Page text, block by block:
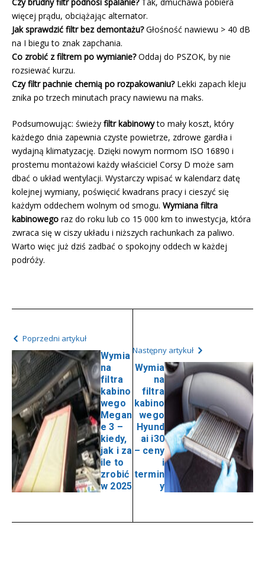
więcej prądu, obciążając alternator.
Jak sprawdzić filtr bez demontażu?Głośność nawiewu > 40 dB
na I biegu to znak zapchania.
Co zrobić z filtrem po wymianie?Oddaj do PSZOK, by nie
rozsiewać kurzu.
Czy filtr pachnie chemią po rozpakowaniu?Lekki zapach kleju
znika po trzech minutach pracy nawiewu na maks.
Podsumowując: świeży filtr kabinowyto mały koszt, który
każdego dnia zapewnia czyste powietrze, zdrowe gardła i
wydajną klimatyzację. Dzięki nowym normom ISO 16890 i
prostemu montażowi każdy właściciel Corsy D może sam
dbać o układ wentylacji. Wystarczy wpisać w kalendarz datę
kolejnej wymiany, poświęcić kwadrans pracy i cieszyć się
każdym oddechem wolnym od smogu. Wymiana filtra
kabinowego raz do roku lub co 15 000 km to inwestycja, która
zwraca się w ciszy układu i niższych rachunkach za paliwo.
Warto więc już dziś zadbać o spokojny oddech w każdej
podróży.
Poprzedni artykuł
Wymia
na
filtra
kabino
wego
Megan
e 3 –
kiedy,
jak i za
ile to
zrobić
w 2025
Następny artykuł
Wymia
na
filtra
kabino
wego
Hyund
ai i30
– ceny
i
termin
y